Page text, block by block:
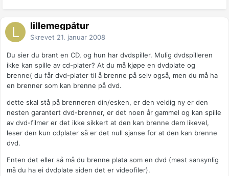
lillemegpåtur
Skrevet 21. januar 2008
Du sier du brant en CD, og hun har dvdspiller. Mulig dvdspilleren
ikke kan spille av cd-plater? At du må kjøpe en dvdplate og
brenne( du får dvd-plater til å brenne på selv også, men du må ha
en brenner som kan brenne på dvd.
dette skal stå på brenneren din/esken, er den veldig ny er den
nesten garantert dvd-brenner, er det noen år gammel og kan spille
av dvd-filmer er det ikke sikkert at den kan brenne dem likevel,
leser den kun cdplater så er det null sjanse for at den kan brenne
dvd.
Enten det eller så må du brenne plata som en dvd (mest sansynlig
må du ha ei dvdplate siden det er videofiler).